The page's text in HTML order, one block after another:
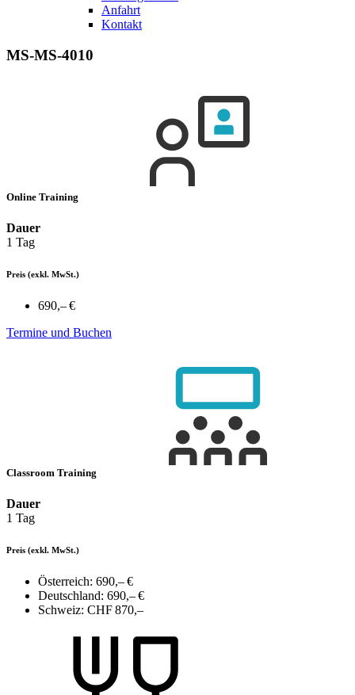
Anfahrt
Kontakt
MS-MS-4010
Online Training
Dauer
1 Tag
Preis (exkl. MwSt.)
690,– €
Termine und Buchen
Classroom Training
Dauer
1 Tag
Preis (exkl. MwSt.)
Österreich: 690,– €
Deutschland: 690,– €
Schweiz: CHF 870,–